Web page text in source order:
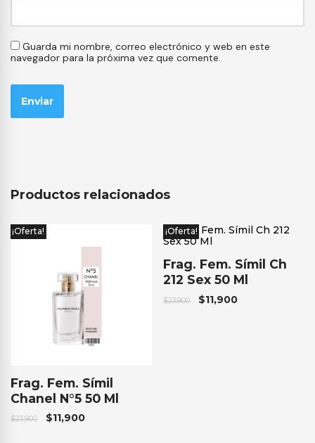
Guarda mi nombre, correo electrónico y web en este
navegador para la próxima vez que comente.
Productos relacionados
¡Oferta!
Frag. Fem. Símil
Chanel N°5 50 Ml
$23,900 $11,900
¡Oferta!
Frag. Fem. Símil Ch
212 Sex 50 Ml
$23,900 $11,900